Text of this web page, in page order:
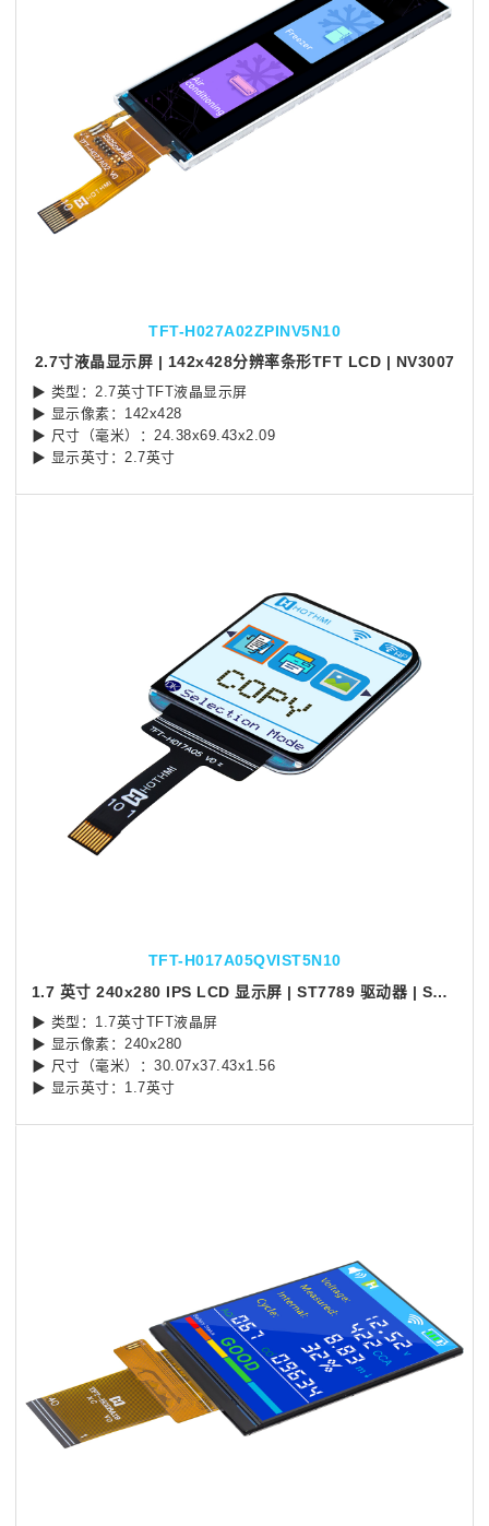
TFT-H027A02ZPINV5N10
2.7寸液晶显示屏 | 142x428分辨率条形TFT LCD | NV3007
▶ 类型：2.7英寸TFT液晶显示屏
▶ 显示像素：142x428
▶ 尺寸（毫米）：24.38x69.43x2.09
▶ 显示英寸：2.7英寸
TFT-H017A05QVIST5N10
1.7 英寸 240x280 IPS LCD 显示屏 | ST7789 驱动器 | SPI 接口
▶ 类型：1.7英寸TFT液晶屏
▶ 显示像素：240x280
▶ 尺寸（毫米）：30.07x37.43x1.56
▶ 显示英寸：1.7英寸